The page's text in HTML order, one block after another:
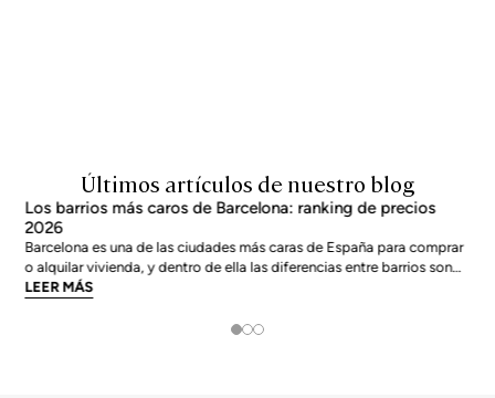
Últimos artículos de nuestro blog
Los barrios más caros de Barcelona: ranking de precios
2026
Barcelona es una de las ciudades más caras de España para comprar
o alquilar vivienda, y dentro de ella las diferencias entre barrios son
enormes. El precio medio de la ciudad se sitúa en torno a los 5.269
LEER MÁS